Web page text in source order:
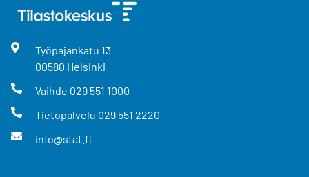
Työpajankatu 13
00580 Helsinki
Vaihde 029 551 1000
Tietopalvelu 029 551 2220
info@stat.fi